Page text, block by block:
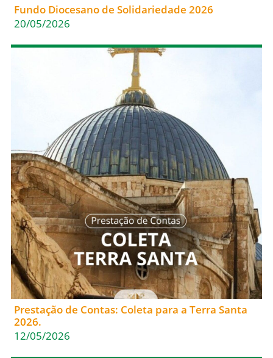
Fundo Diocesano de Solidariedade 2026
20/05/2026
Prestação de Contas: Coleta para a Terra Santa
2026.
12/05/2026